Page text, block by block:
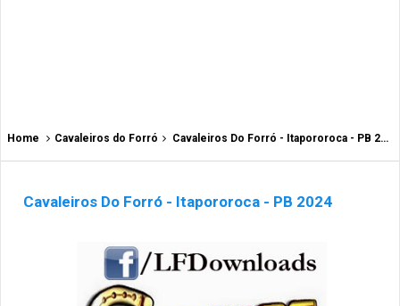
Home Cavaleiros do Forró Cavaleiros Do Forró - Itapororoca - PB 2024
Cavaleiros Do Forró - Itapororoca - PB 2024